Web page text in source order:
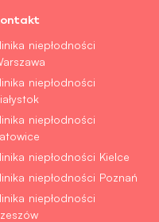
niepłodności
niepłodności
niepłodności
niepłodności Kielce
niepłodności Poznań
niepłodności